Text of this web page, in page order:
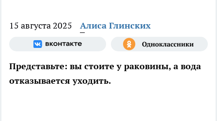
15 августа 2025 Алиса Глинских
Представьте: вы стоите у раковины, а вода
отказывается уходить.